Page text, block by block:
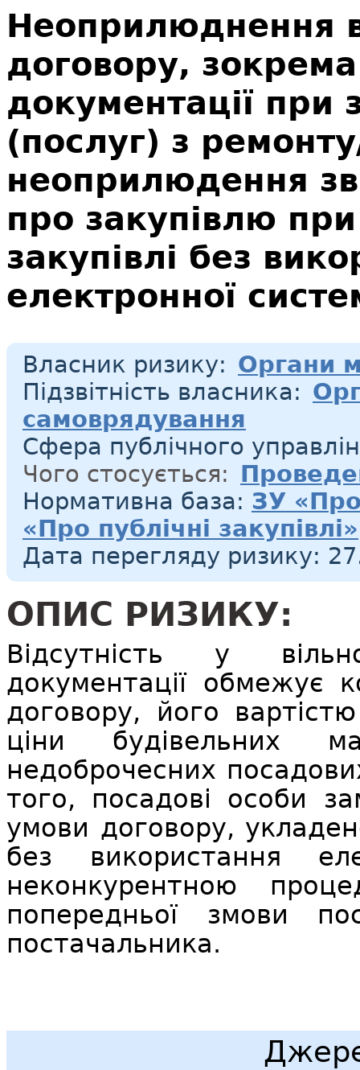
Неоприлюднення
договору,
документації при
(послуг) з
неоприлюдення
про закупівлю при
закупівлі без
електронної
Власник ризику: Органи
Підзвітність власника:
самоврядування
Сфера публічного
Чого стосується:
Нормативна база: ЗУ «Про
«Про публічні закупівлі»
Дата перегляду ризику:
ОПИС РИЗИКУ:
Відсутність у
документації обмежує
договору, його
ціни будівельних
недоброчесних
того, посадові особи
умови договору,
без використання
неконкурентною
попередньої змови
постачальника.